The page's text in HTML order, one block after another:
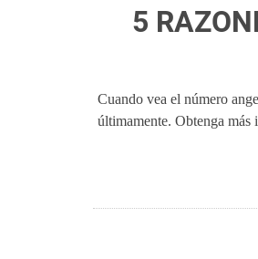
5
Cuando vea el número
últimamente. Obtenga